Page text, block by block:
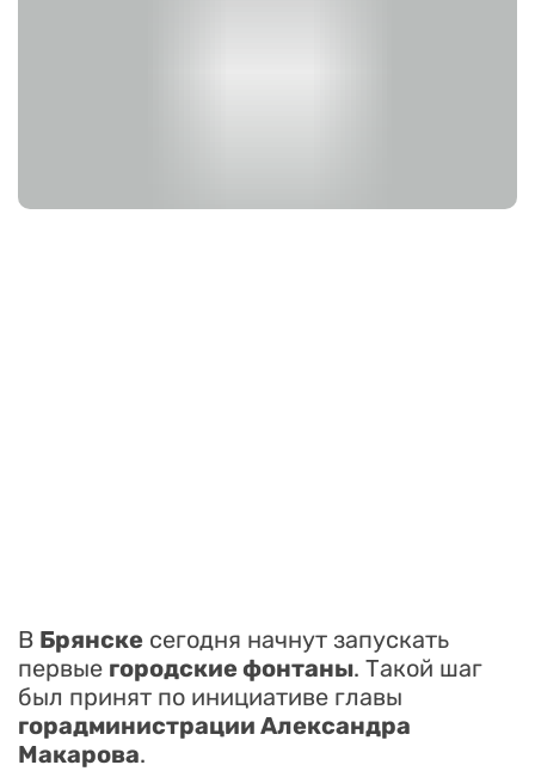
В Брянске сегодня начнут запускать
первые городские фонтаны. Такой шаг
был принят по инициативе главы
горадминистрации Александра
Макарова.